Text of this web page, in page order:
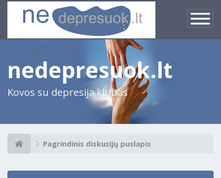
Įjungti
×
nedepresuok.lt
Kovos su depresija klubas
Pagrindinis diskusijų puslapis